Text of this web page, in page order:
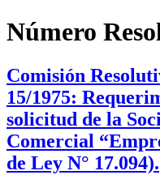
Número
Comisión
15/1975:
solicitud de la
Comercial
de Ley N° 17.094).